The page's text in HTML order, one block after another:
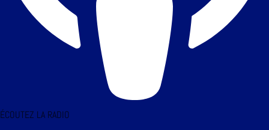
ÉCOUTEZ LA RADIO